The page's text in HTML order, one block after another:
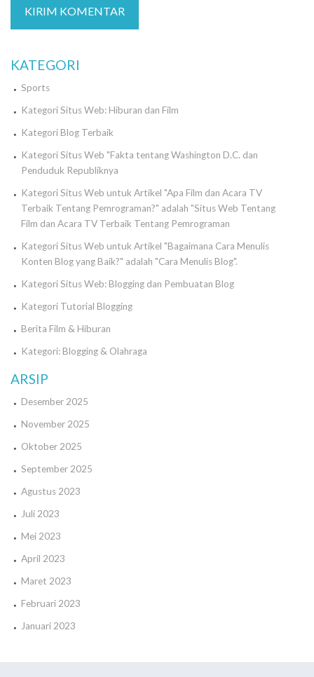
KATEGORI
Sports
Kategori Situs Web: Hiburan dan Film
Kategori Blog Terbaik
Kategori Situs Web "Fakta tentang Washington D.C. dan
Penduduk Republiknya
Kategori Situs Web untuk Artikel "Apa Film dan Acara TV
Terbaik Tentang Pemrograman?" adalah "Situs Web Tentang
Film dan Acara TV Terbaik Tentang Pemrograman
Kategori Situs Web untuk Artikel "Bagaimana Cara Menulis
Konten Blog yang Baik?" adalah "Cara Menulis Blog".
Kategori Situs Web: Blogging dan Pembuatan Blog
Kategori Tutorial Blogging
Berita Film & Hiburan
Kategori: Blogging & Olahraga
ARSIP
Desember 2025
November 2025
Oktober 2025
September 2025
Agustus 2023
Juli 2023
Mei 2023
April 2023
Maret 2023
Februari 2023
Januari 2023